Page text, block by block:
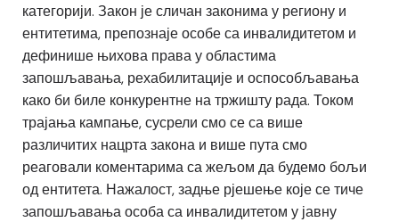
категорији. Закон је сличан законима у региону и
ентитетима, препознаје особе са инвалидитетом и
дефинише њихова права у областима
запошљавања, рехабилитације и оспособљавања
како би биле конкурентне на тржишту рада. Током
трајања кампање, сусрели смо се са више
различитих нацрта закона и више пута смо
реаговали коментарима са жељом да будемо бољи
од ентитета. Нажалост, задње рјешење које се тиче
запошљавања особа са инвалидитетом у јавну